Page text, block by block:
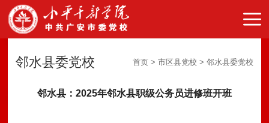
邻水县委党校 首页 > 市区县党校 > 邻水县委党校
邻水县：2025年邻水县职级公务员进修班开班